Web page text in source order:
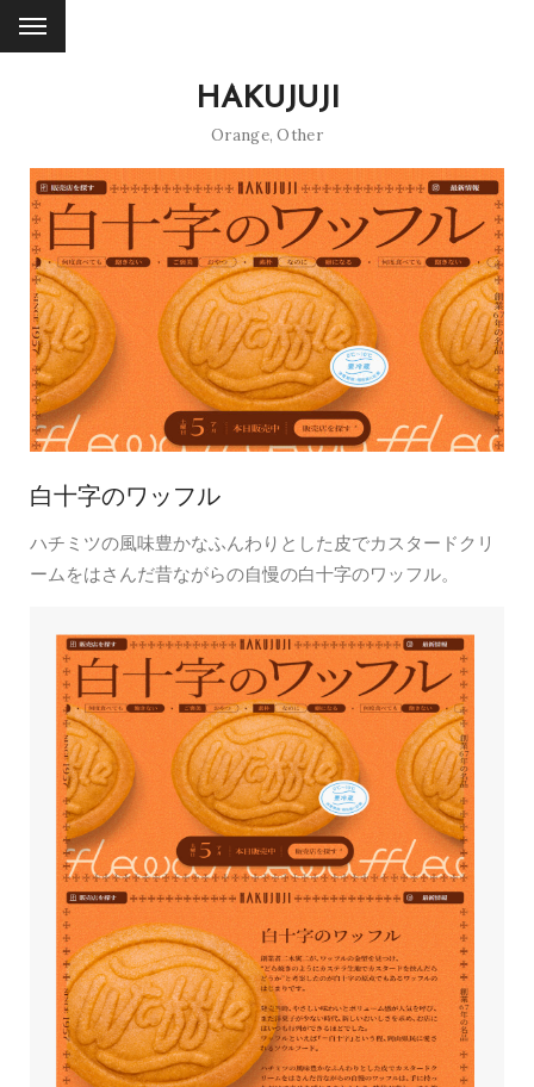
HAKUJUJI
Orange,Other
白十字のワッフル
ハチミツの風味豊かなふんわりとした皮でカスタードクリ
ームをはさんだ昔ながらの自慢の白十字のワッフル。